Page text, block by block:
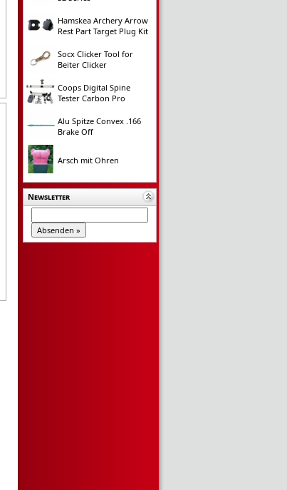
Hamskea Archery Arrow
Rest Part Target Plug Kit
Socx Clicker Tool for
Beiter Clicker
Coops Digital Spine
Tester Carbon Pro
Alu Spitze Convex .166
Brake Off
Arsch mit Ohren
Newsletter